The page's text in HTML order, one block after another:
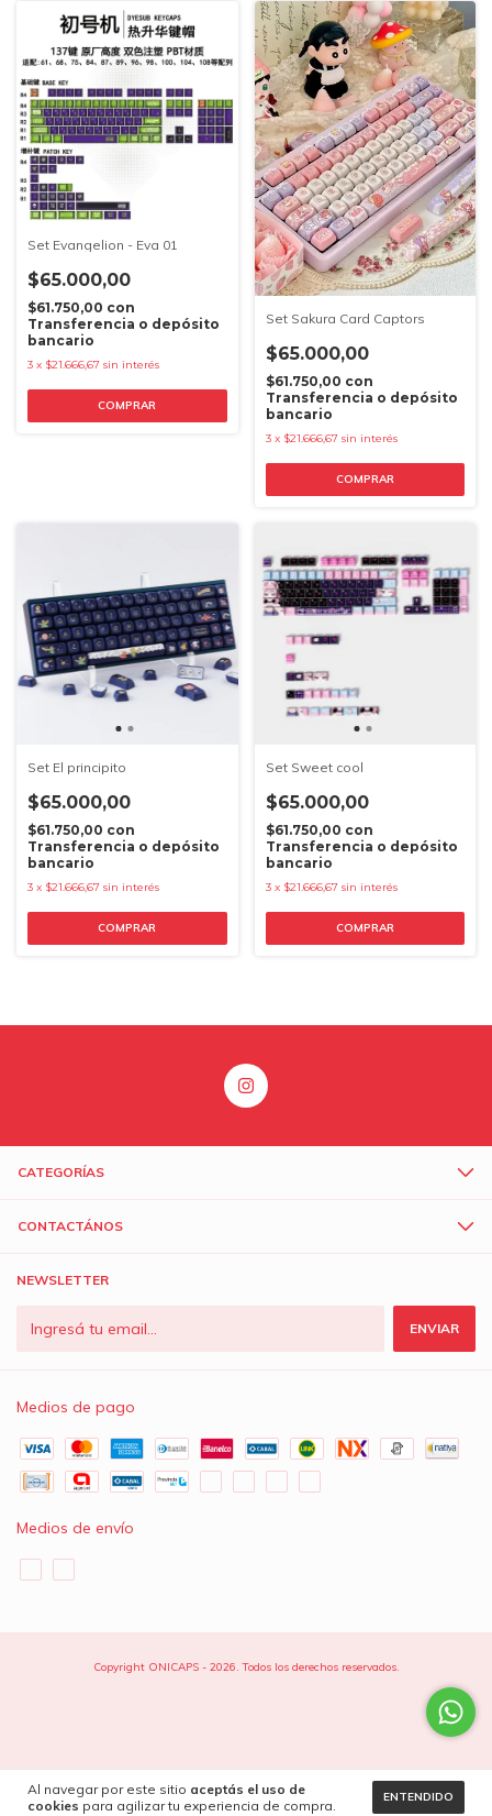
Al navegar por este sitio aceptás el uso de
cookies para agilizar tu experiencia de compra.
ENTENDIDO
Set Evangelion - Eva 01
$65.000,00
$61.750,00 con
Transferencia o depósito
bancario
3 x $21.666,67 sin interés
Set Sakura Card Captors
$65.000,00
$61.750,00 con
Transferencia o depósito
bancario
3 x $21.666,67 sin interés
Set El principito
$65.000,00
$61.750,00 con
Transferencia o depósito
bancario
3 x $21.666,67 sin interés
Set Sweet cool
$65.000,00
$61.750,00 con
Transferencia o depósito
bancario
3 x $21.666,67 sin interés
CATEGORÍAS
CONTACTÁNOS
NEWSLETTER
Medios de pago
Medios de envío
Copyright ONICAPS - 2026. Todos los derechos reservados.